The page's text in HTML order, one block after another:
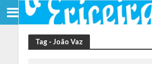
Tag - João Vaz